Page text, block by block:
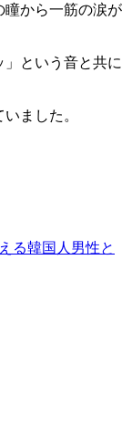
瞳から一筋の涙が
という音と共に
ました。
る韓国人男性と